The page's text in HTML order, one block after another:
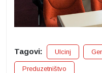
Tagovi: Ulcinj
Preduzetništvo